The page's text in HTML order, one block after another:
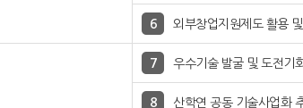
외부창업지원제도 활용
우수기술 발굴 및 도전기
산학연 공동 기술사업화